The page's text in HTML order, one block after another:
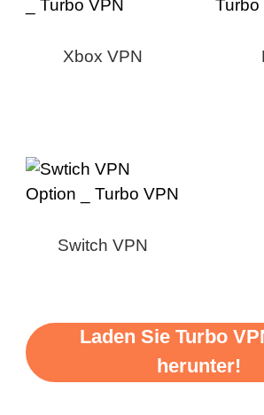
Xbox VPN
Switch VPN
Laden Sie Turbo
herunter!